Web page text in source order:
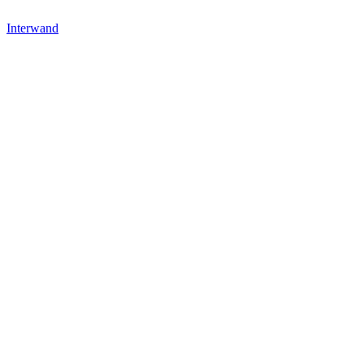
Interwand